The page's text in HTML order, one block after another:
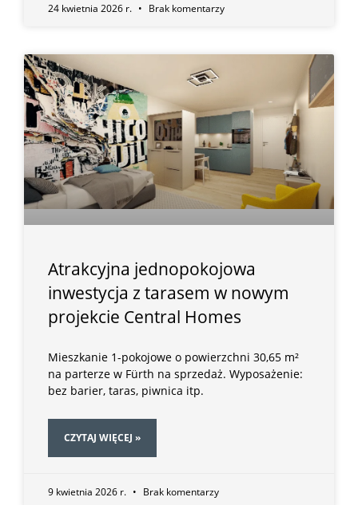
24 kwietnia 2026 r. Brak komentarzy
Atrakcyjna jednopokojowa
inwestycja z tarasem w nowym
projekcie Central Homes
Mieszkanie 1-pokojowe o powierzchni 30,65 m²
na parterze w Fürth na sprzedaż. Wyposażenie:
bez barier, taras, piwnica itp.
CZYTAJ WIĘCEJ »
9 kwietnia 2026 r. Brak komentarzy